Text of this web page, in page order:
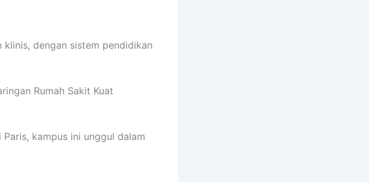
dengan sistem pendidikan
Rumah Sakit Kuat
kampus ini unggul dalam